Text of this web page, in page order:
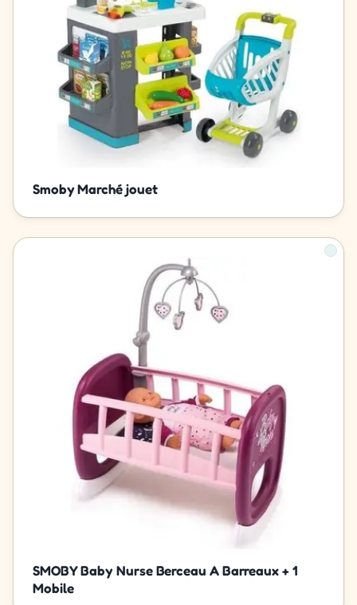
Smoby Marché jouet
SMOBY Baby Nurse Berceau A Barreaux + 1
Mobile